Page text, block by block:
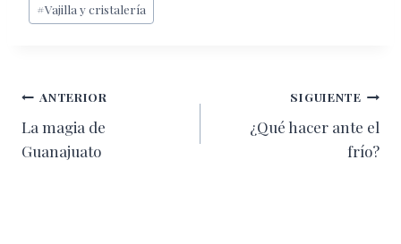
la#Vajilla y cristalería
Navegación
de
ANTERIOR
La magia de
Guanajuato
SIGUIENTE
¿Qué hacer ante el
frío?